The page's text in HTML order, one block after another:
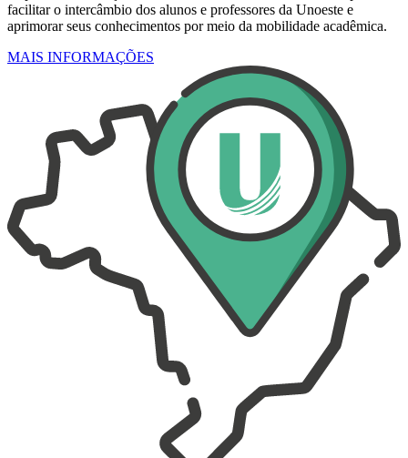
facilitar o intercâmbio dos alunos e professores da Unoeste e
aprimorar seus conhecimentos por meio da mobilidade acadêmica.
MAIS INFORMAÇÕES